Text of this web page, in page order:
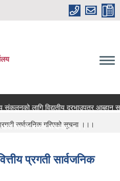
लागि विद्युतीय दरभाउपत्र आब्हान
शिक्षक सरुवा सम्बन्धमा ।।।
सार्वजनिक गरिएको सूचना ।।।
प्रगती सार्वजनिक